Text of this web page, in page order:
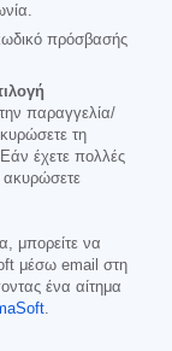
πρόσβασής
παραγγελία/
τη
έχετε πολλές
ακυρώσετε
μπορείτε να
μέσω email στη
ένα αίτημα